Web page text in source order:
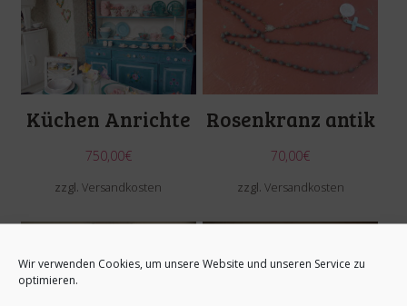
Wir verwenden Cookies, um unsere Website und unseren Service zu
optimieren.
Küchen Anrichte
750,00€
zzgl.Versandkosten
Rosenkranz antik
70,00€
zzgl. Versandkosten